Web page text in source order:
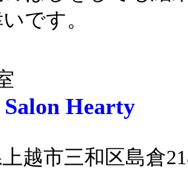
です。
Hearty
越市三和区島倉